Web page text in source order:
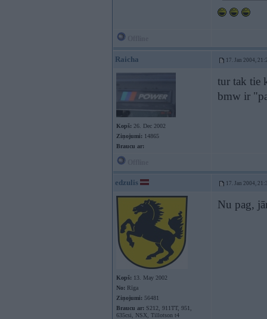
Raicha 17. Jan 2004,
Kopš: 26. Dec 2002
Ziņojumi: 14865
Braucu ar:
tur tak tie
bmw ir
edzulis 17. Jan 2004,
Kopš: 13. May 2002
No: Rīga
Ziņojumi: 56481
Braucu ar: S212, 911TT, 951,
635csi, NSX, Tillotson t4
Nu pag,